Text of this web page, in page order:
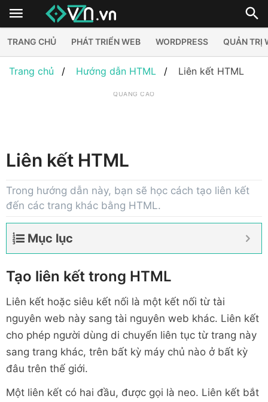
TRANG CHỦ PHÁT TRIỂN WEB WORDPRESS QUẢN TRỊ
Trang chủ Hướng dẫn HTML Liên kết HTML
QUẢNG CÁO
Liên kết HTML
Trong hướng dẫn này, bạn sẽ học cách tạo liên kết
đến các trang khác bằng HTML.
Mục lục
Tạo liên kết trong HTML
Liên kết hoặc siêu kết nối là một kết nối từ tài
nguyên web này sang tài nguyên web khác. Liên kết
cho phép người dùng di chuyển liên tục từ trang này
sang trang khác, trên bất kỳ máy chủ nào ở bất kỳ
đâu trên thế giới.
Một liên kết có hai đầu, được gọi là neo. Liên kết bắt